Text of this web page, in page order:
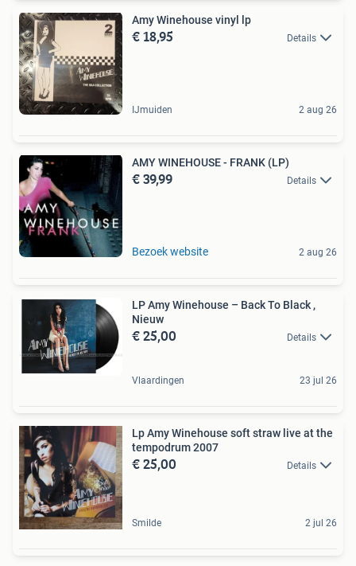
Amy Winehouse vinyl lp
€ 18,95 Details
IJmuiden 2 aug 26
AMY WINEHOUSE - FRANK (LP)
€ 39,99 Details
Bezoek website 2 aug 26
LP Amy Winehouse – Back To Black ,
Nieuw
€ 25,00 Details
Vlaardingen 23 jul 26
Lp Amy Winehouse soft straw live at the
tempodrum 2007
€ 25,00 Details
Smilde 2 jul 26